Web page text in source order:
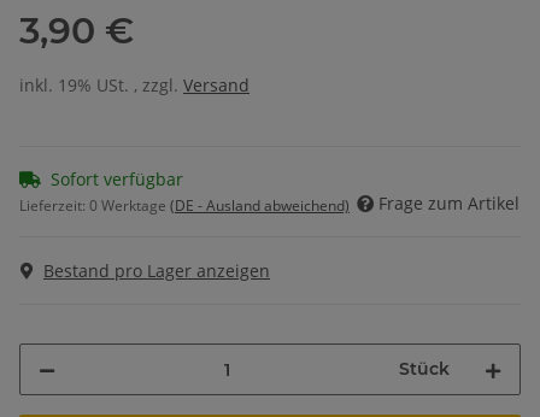
3,90 €
inkl. 19% USt. , zzgl. Versand
Sofort verfügbar
Lieferzeit: 0 Werktage (DE - Ausland abweichend) Frage zum Artikel
Bestand pro Lager anzeigen
Stück